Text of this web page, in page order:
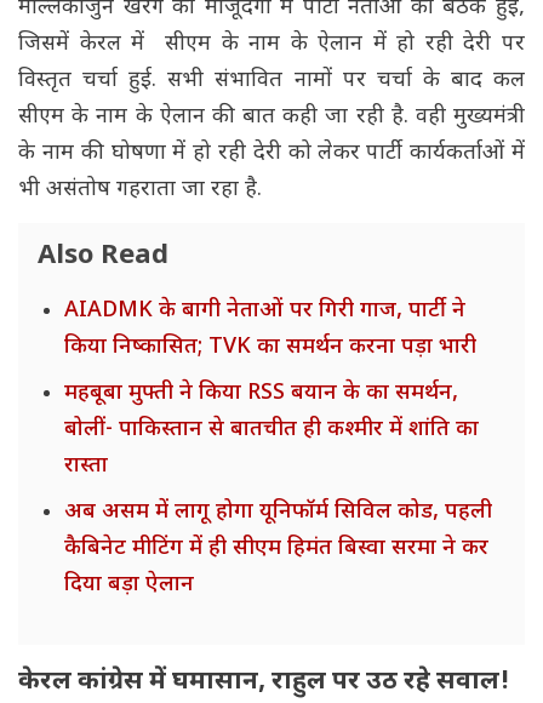
मल्लिकार्जुन खरगे की मौजूदगी में पार्टी नेताओं की बैठक हुई,
जिसमें केरल में सीएम के नाम के ऐलान में हो रही देरी पर
विस्तृत चर्चा हुई. सभी संभावित नामों पर चर्चा के बाद कल
सीएम के नाम के ऐलान की बात कही जा रही है. वही मुख्यमंत्री
के नाम की घोषणा में हो रही देरी को लेकर पार्टी कार्यकर्ताओं में
भी असंतोष गहराता जा रहा है.
Also Read
AIADMK के बागी नेताओं पर गिरी गाज, पार्टी ने
किया निष्कासित; TVK का समर्थन करना पड़ा भारी
महबूबा मुफ्ती ने किया RSS बयान के का समर्थन,
बोलीं- पाकिस्तान से बातचीत ही कश्मीर में शांति का
रास्ता
अब असम में लागू होगा यूनिफॉर्म सिविल कोड, पहली
कैबिनेट मीटिंग में ही सीएम हिमंत बिस्वा सरमा ने कर
दिया बड़ा ऐलान
केरल कांग्रेस में घमासान, राहुल पर उठ रहे सवाल!